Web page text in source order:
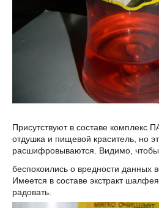
Присутствуют в составе комплекс
отдушка и пищевой краситель, но
расшифровываются. Видимо,
беспокоились о вредности данных
Имеется в составе экстракт
радовать.